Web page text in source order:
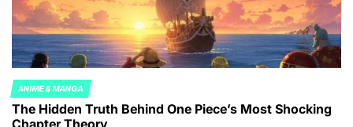
POSTED
IN
ANIME & MANGA
The Hidden Truth Behind One Piece’s Most Shocking
Chapter Theory